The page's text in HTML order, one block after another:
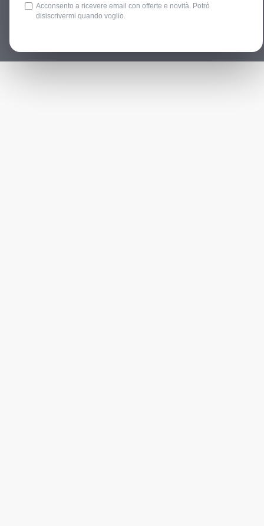
Acconsento a ricevere email con offerte e novità. Potrò
disiscrivermi quando voglio.